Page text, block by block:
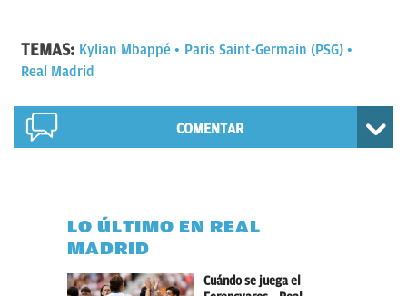
TEMAS: Kylian Mbappé
Paris Saint-Germain (PSG)
Real Madrid
COMENTAR
LO ÚLTIMO EN REAL
MADRID
Cuándo se juega el